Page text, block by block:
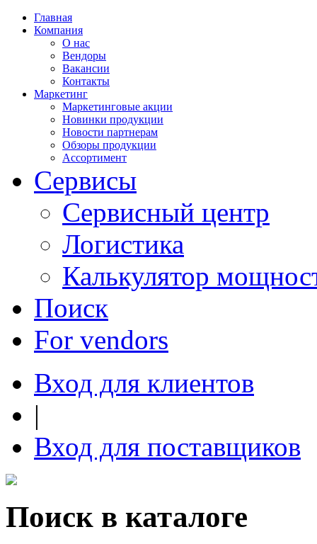
Главная
Компания
О нас
Вендоры
Вакансии
Контакты
Маркетинг
Маркетинговые акции
Новинки продукции
Новости партнерам
Обзоры продукции
Ассортимент
Сервисы
Сервисный центр
Логистика
Калькулятор
Поиск
For vendors
Вход для клиентов
|
Вход для поставщиков
Поиск в каталоге